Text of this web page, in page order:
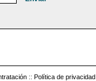
:: Política de privacidad